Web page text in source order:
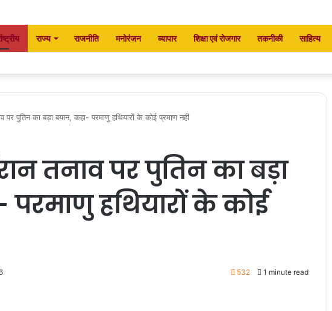
राज्य राजनीति मनोरंजन व्यापार शिक्षा एवं रोजगार तकनीकी साहित्य
पर पुतिन का बड़ा बयान, कहा- परमाणु हथियारों के कोई प्रमाण नहीं
तनाव पर पुतिन का बड़ा
हथियारों के कोई
532 1 minute read